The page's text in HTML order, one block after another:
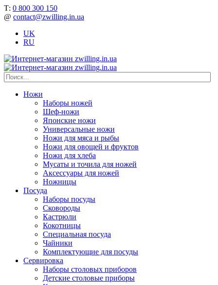
Т: 0 800 300 150
@ contact@zwilling.in.ua
UK
RU
Ножи
Наборы ножей
Шеф-ножи
Японские ножи
Универсальные ножи
Ножи для мяса и рыбы
Ножи для овощей и фруктов
Ножи для хлеба
Мусаты и точила для ножей
Аксессуары для ножей
Ножницы
Посуда
Наборы посуды
Сковороды
Кастрюли
Кокотницы
Специальная посуда
Чайники
Комплектующие для посуды
Сервировка
Наборы столовых приборов
Детские столовые приборы